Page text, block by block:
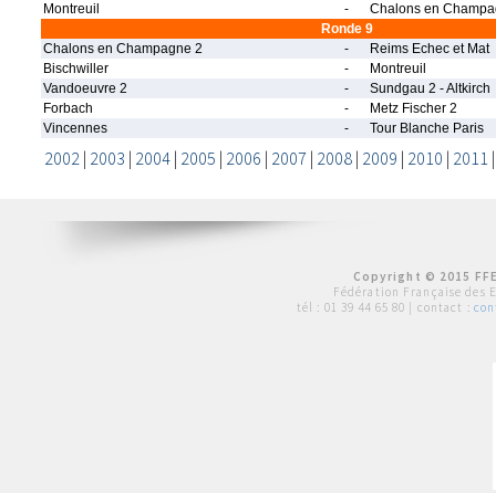
Montreuil
-
Chalons en
Ronde 9
Chalons en Champagne 2
-
Reims Echec et Mat
Bischwiller
-
Montreuil
Vandoeuvre 2
-
Sundgau 2 - Altkirch
Forbach
-
Metz Fischer 2
Vincennes
- Tour Blanche Paris
2002| 2003 | 2004| 2005 | 2006 | 2007 | 2008| 2009 | 2010 | 2011
Copyright © 2015
Fédération Française des
tél : 01 39 44 65 80 | contact :